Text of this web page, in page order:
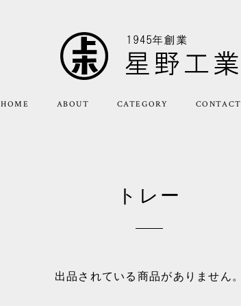
HOME ABOUT CATEGORY CONTACT
トレー
出品されている商品がありません。